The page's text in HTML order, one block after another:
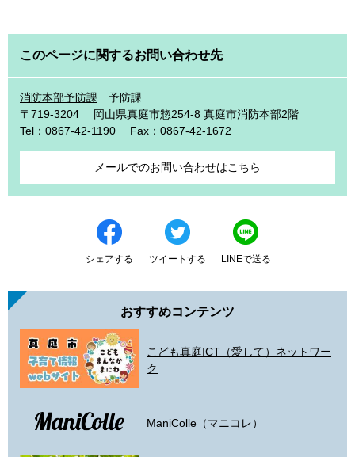
このページに関するお問い合わせ先
消防本部予防課
予防課
〒719-3204
岡山県真庭市惣254-8 真庭市消防本部2階
Tel：0867-42-1190
Fax：0867-42-1672
メールでのお問い合わせはこちら
シェアする ツイートする LINEで送る
おすすめコンテンツ
こども真庭ICT（愛して）ネットワー
ク
ManiColle（マニコレ）